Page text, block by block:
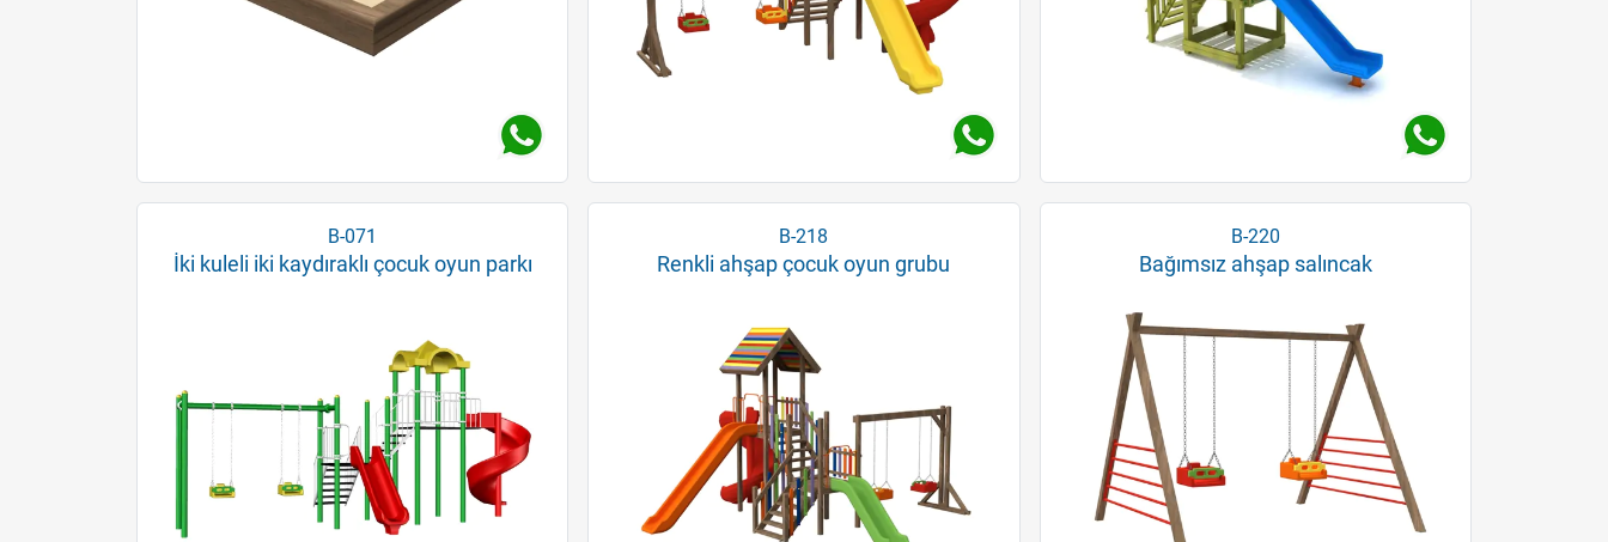
B-071
İki kuleli iki kaydıraklı çocuk oyun parkı
B-218
Renkli ahşap çocuk oyun grubu
B-220
Bağımsız ahşap salıncak